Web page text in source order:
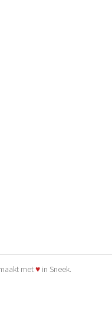
met♥in Sneek.